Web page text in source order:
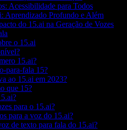
Acessibilidade para Todos
Aprendizado Profundo e Além
do 15.ai na Geração de Vozes
o 15.ai
15.ai?
para-fala 15?
ao 15.ai em 2023?
que 15?
para o 15.ai?
para a voz do 15.ai?
de texto para fala do 15.ai?